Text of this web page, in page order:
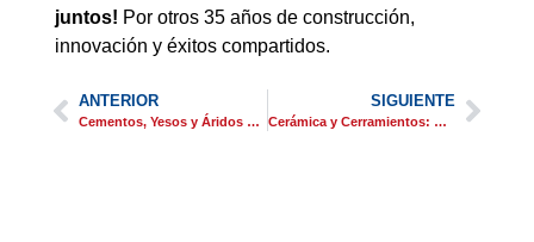
juntos! Por otros 35 años de construcción,
innovación y éxitos compartidos.
ANTERIOR
Cementos, Yesos y Áridos para construcción en Córdoba
SIGUIENTE
Cerámica y Cerramientos: Belleza y Protección en la Construcción